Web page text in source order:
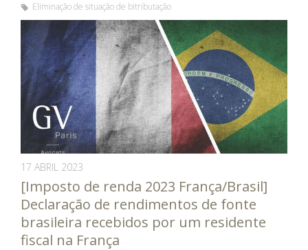
Eliminação de situação de bitributação
17 ABRIL 2023
[Imposto de renda 2023 França/Brasil]
Declaração de rendimentos de fonte
brasileira recebidos por um residente
fiscal na França